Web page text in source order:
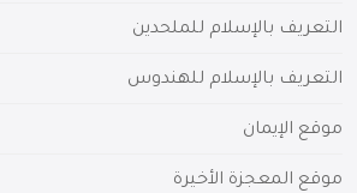
التعريف بالإسلام للملحدين
التعريف بالإسلام للهندوس
موقع الإيمان
موقع المعجزة الأخيرة